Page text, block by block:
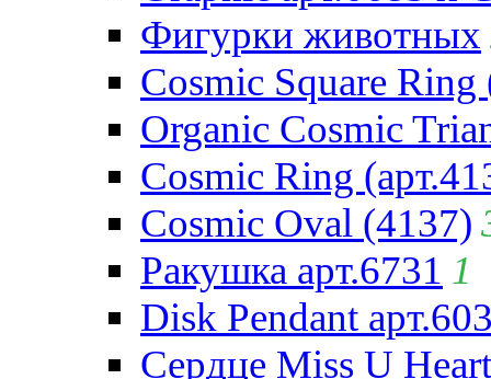
Фигурки животных
Cosmic Square Ring
Organic Cosmic
Cosmic Ring
Cosmic Oval (4137)
Ракушка арт.6731 1
Disk Pendant
Сердце Miss U